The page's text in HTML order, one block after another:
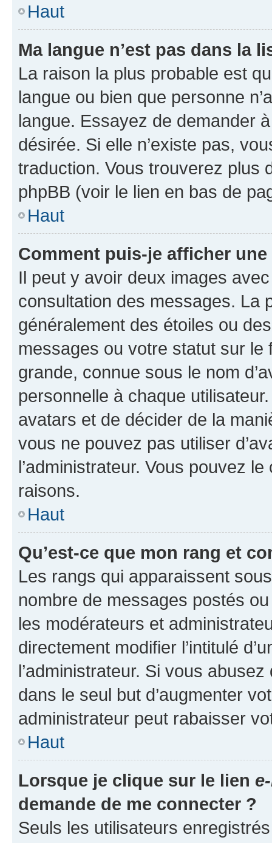
Haut
Ma langue n’est pas dans la
La raison la plus probable est
langue ou bien que personne
langue. Essayez de demander
désirée. Si elle n’existe pas,
traduction. Vous trouverez plus
phpBB (voir le lien en bas de
Haut
Comment puis-je afficher
Il peut y avoir deux images
consultation des messages. La
généralement des étoiles ou
messages ou votre statut sur
grande, connue sous le nom
personnelle à chaque utilisateur.
avatars et de décider de la
vous ne pouvez pas utiliser
l’administrateur. Vous pouvez
raisons.
Haut
Qu’est-ce que mon rang et
Les rangs qui apparaissent
nombre de messages postés
les modérateurs et
directement modifier l’intitulé
l’administrateur. Si vous
dans le seul but d’augmenter
administrateur peut rabaisser
Haut
Lorsque je clique sur le lien
demande de me connecter ?
Seuls les utilisateurs